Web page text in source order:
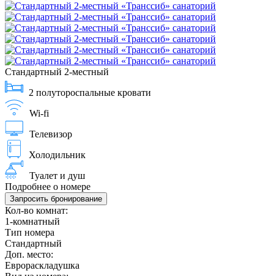
Стандартный 2-местный
2 полутороспальные кровати
Wi-fi
Телевизор
Холодильник
Туалет и душ
Подробнее о номере
Запросить бронирование
Кол-во комнат:
1-комнатный
Тип номера
Стандартный
Доп. место:
Еврораскладушка